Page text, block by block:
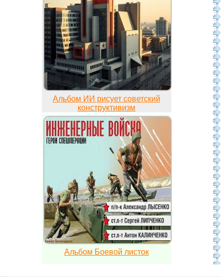
Альбом ИИ рисует советский
конструктивизм
Альбом Боевой листок